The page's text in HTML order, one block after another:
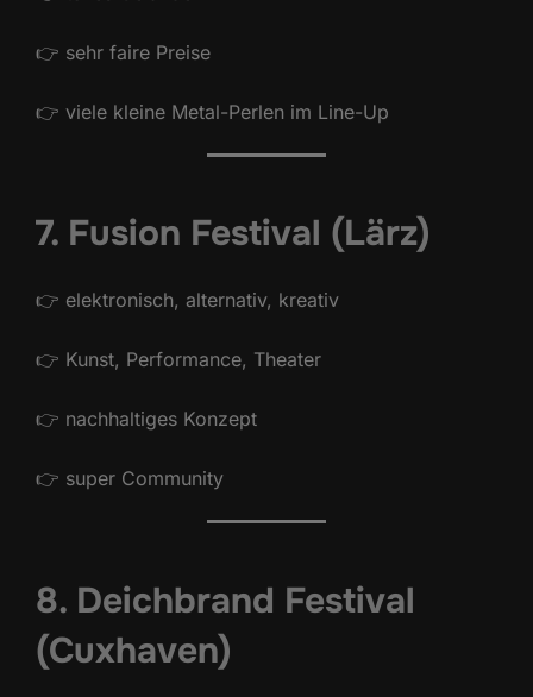
👉 sehr faire Preise
👉 viele kleine Metal-Perlen im Line-Up
7. Fusion Festival (Lärz)
👉 elektronisch, alternativ, kreativ
👉 Kunst, Performance, Theater
👉 nachhaltiges Konzept
👉 super Community
8. Deichbrand Festival
(Cuxhaven)